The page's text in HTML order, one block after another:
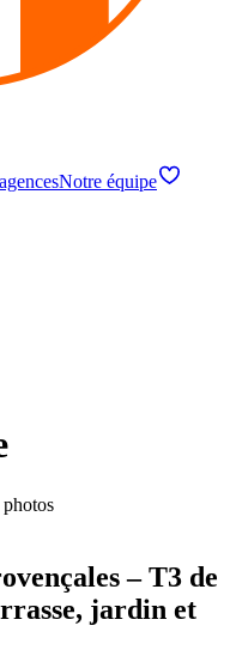
Notre équipe
photos
– T3 de
jardin et